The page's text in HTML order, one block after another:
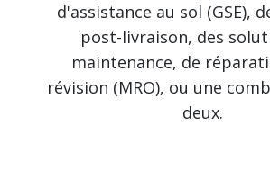
d'assistance au sol (GSE),
post-livraison, des
maintenance, de
révision (MRO), ou une
deux.